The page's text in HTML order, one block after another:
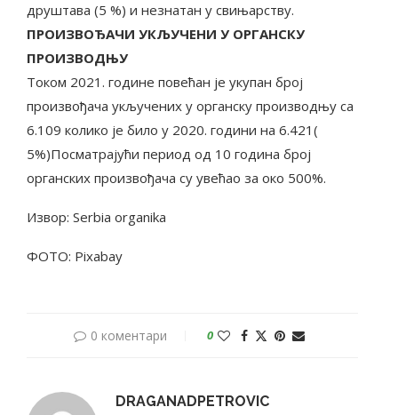
друштава (5 %) и незнатан у свињарству.
ПРОИЗВОЂАЧИ УКЉУЧЕНИ У ОРГАНСКУ
ПРОИЗВОДЊУ
Током 2021. године повећан је укупан број
произвођача укључених у органску производњу са
6.109 колико је било у 2020. години на 6.421(
5%)Посматрајући период од 10 година број
органских произвођача су увећао за око 500%.
Извор: Serbia organika
ФОТО: Pixabay
0 коментари 0
DRAGANADPETROVIC